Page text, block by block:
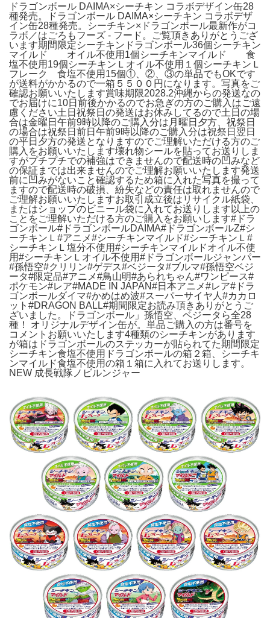
ドラゴンボール DAIMA×シーチキン コラボデザイン缶28
種発売。ドラゴンボール DAIMA×シーチキン コラボデザ
イン缶28種発売。シーチキン×ドラゴンボール最新作がコ
ラボ／はごろもフーズ - フード。ご覧頂きありがとうござ
います期間限定シーチキンドラゴンボール36個シーチキン
マイルド オイル不使用1個シーチキンマイルド 食
塩不使用19個シーチキンＬオイル不使用１個シーチキンＬ
フレーク 食塩不使用15個①、②、③の単品でもOKです
が送料がかかるので一箱５５００円になります。写真をご
確認お願いいたします賞味期限2028.2沖縄からの発送なの
でお届けに10日前後かかるのでお急ぎの方のご購入はご遠
慮ください土日祝祭日の発送はお休みしてるので土日の場
合は金曜日午前9時以降のご購入分は月曜日夕方、祝祭日
の場合は祝祭日前日午前9時以降のご購入分は祝祭日翌日
の平日夕方の発送となりますのでご理解いただける方のご
購入をお願いいたします壊れ物シールを貼ってお送りしま
すがプチプチでの補強はできませんので配送時の凹みなど
の保証までは出来ませんのでご理解お願いいたします発送
前に凹みがないこと確認するため箱に入れた写真を撮って
ますので配送時の破損、紛失などの責任は取れませんので
ご理解お願いいたしますお取引成立後はリサイクル紙袋、
またはショップのビニール袋に入れてお送りします以上の
ことをご理解いただける方のご購入をお願いします#ドラ
ゴンボール#ドラゴンボールDAIMA#ドラゴンボールZ#シ
ーチキンＬ#アニメ#シーチキンマイルド#シーチキンＬ#
シーチキンＬ塩分不使用#シーチキンマイルドオイル不使
用#シーチキンＬオイル不使用#ドラゴンボールジャンパー
#孫悟空#クリリン#ゲデス#ベジータ#ブルマ#孫悟空ベジ
ータ#限定品#アニメ#鳥山明#あられちゃん#ワンピース#
ポケモン#レア#MADE IN JAPAN#日本アニメ#レア#ドラ
ゴンボールダイマ#かめはめ波#スーパーサイヤ人#カカロ
ット#DRAGON BALL#期間限定お読み頂きありがとうご
ざいました。ドラゴンボール」孫悟空、ベジータら全28
種！ オリジナルデザイン缶が。単品ご購入の方は番号を
コメントお願いいたします4種類のシーチキンがあります
が箱はドラゴンボールのステッカーが貼られてた期間限定
シーチキン食塩不使用ドラゴンボールの箱２箱、シーチキ
ンマイルド食塩不使用の箱１箱に入れてお送りします。
NEW 成長戦隊ノビルンジャー